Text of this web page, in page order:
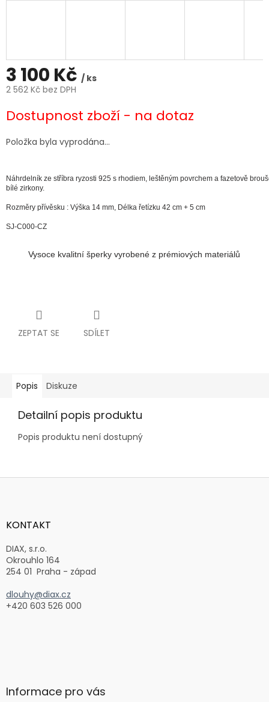
3 100 Kč / ks
2 562 Kč bez DPH
cena:
Dostupnost zboží - na dotaz
Položka byla vyprodána…
Náhrdelník ze stříbra ryzosti 925 s rhodiem, leštěným povrchem a fazetově
bílé zirkony.
Rozměry přívěsku : Výška 14 mm, Délka řetízku 42 cm + 5 cm
SJ-C000-CZ
Vysoce kvalitní šperky vyrobené z prémiových materiálů
ZEPTAT SE SDÍLET
Popis Diskuze
Detailní popis produktu
Popis produktu není dostupný
Z
aKONTAKT
DIAX, s.r.o.
Okrouhlo 164
254 01 Praha - západ
dlouhy@diax.cz
+420 603 526 000
Informace pro vás